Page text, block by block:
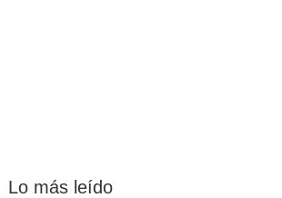
Lo más leído